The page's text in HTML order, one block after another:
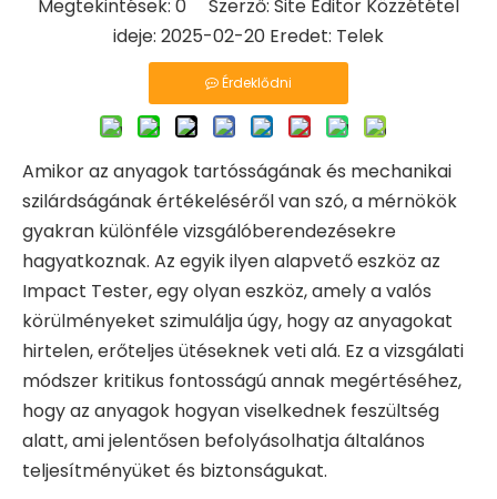
Megtekintések: 0 Szerző: Site Editor Közzététel
ideje: 2025-02-20 Eredet: Telek
Érdeklődni
Amikor az anyagok tartósságának és mechanikai
szilárdságának értékeléséről van szó, a mérnökök
gyakran különféle vizsgálóberendezésekre
hagyatkoznak. Az egyik ilyen alapvető eszköz az
Impact Tester, egy olyan eszköz, amely a valós
körülményeket szimulálja úgy, hogy az anyagokat
hirtelen, erőteljes ütéseknek veti alá. Ez a vizsgálati
módszer kritikus fontosságú annak megértéséhez,
hogy az anyagok hogyan viselkednek feszültség
alatt, ami jelentősen befolyásolhatja általános
teljesítményüket és biztonságukat.